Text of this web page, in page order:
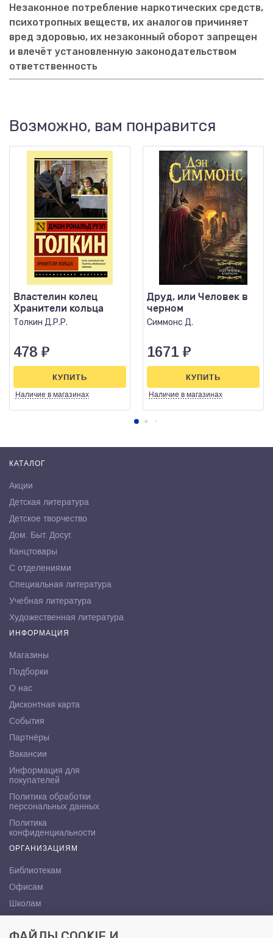
Незаконное потребление наркотических средств,
психотропных веществ, их аналогов причиняет
вред здоровью, их незаконный оборот запрещен
и влечёт установленную законодательством
ответственность
Возможно, вам понравится
Властелин колец
Хранители кольца
Толкин Д.Р.Р.
478 ₽
Наличие в магазинах
КУПИТЬ
Друд, или Человек в
черном
Симмонс Д.
1671 ₽
Наличие в магазинах
КУПИТЬ
КАТАЛОГ
Акции
Детская литература
Детское творчество
Дом. Быт. Досуг.
Канцтовары
С отделениями
Специальная литература
Учебная литература
Художественная литература
ИНФОРМАЦИЯ
Магазины
Подборки
О нас
Дисконтная карта
События
Партнёры
Вакансии
Информация для
покупателей
Политика обработки
персональных данных
Политика
конфиденциальности
ОРГАНИЗАЦИЯМ
Библиотекам
Офисам
Школам
КОНТАКТЫ